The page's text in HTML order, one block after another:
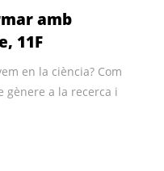
amb
11F
en la ciència? Com
gènere a la recerca i